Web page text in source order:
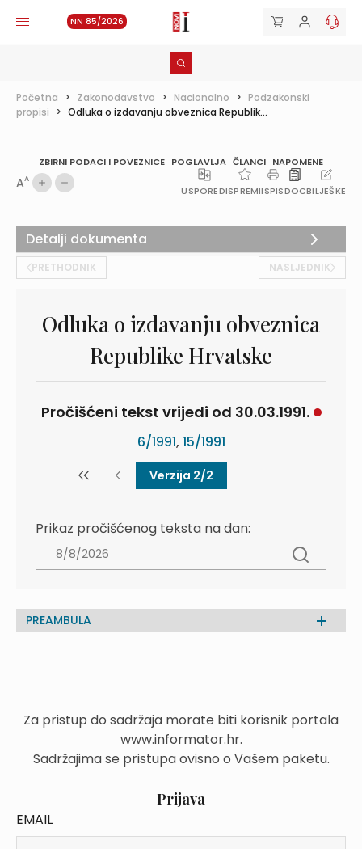
NN 85/2026
Početna > Zakonodavstvo > Nacionalno > Podzakonski
propisi > Odluka o izdavanju obveznica Republik...
ZBIRNI PODACI I POVEZNICE POGLAVLJA ČLANCI NAPOMENE
AA
USPOREDISPREMIISPISDOCBILJEŠKE
PRETHODNIK NASLJEDNIK
Odluka o izdavanju obveznica
Republike Hrvatske
Pročišćeni tekst vrijedi od 30.03.1991.
6/1991, 15/1991
Verzija 2/2
Prikaz pročišćenog teksta na dan:
PREAMBULA
Za pristup do sadržaja morate biti korisnik portala
www.informator.hr.
Sadržajima se pristupa ovisno o Vašem paketu.
Prijava
EMAIL
Detalji dokumenta